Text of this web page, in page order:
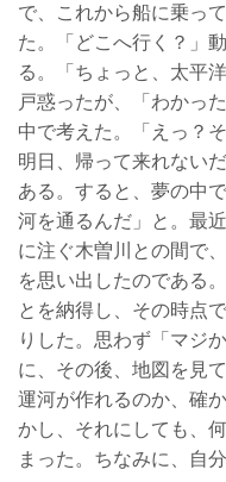
で、これから船に乗っ
た。「どこへ行く？」
る。「ちょっと、太平
戸惑ったが、「わかっ
中で考えた。「えっ？
明日、帰って来れない
ある。すると、夢の中
河を通るんだ」と。最
に注ぐ木曽川との間で
を思い出したのである
とを納得し、その時点
りした。思わず「マジ
に、その後、地図を見
運河が作れるのか、確
かし、それにしても、
まった。ちなみに、自